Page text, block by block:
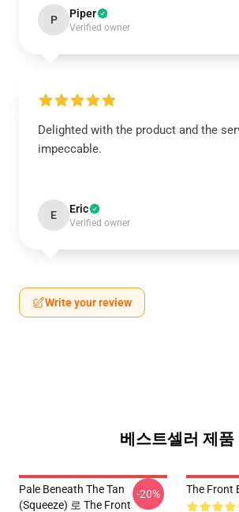
P Piper
Verified owner
Delighted with the product and the
impeccable.
E Eric
Verified owner
Write your review
베스트셀러 제품
Pale Beneath The Tan
(Squeeze) 로 The Front
-20% The Front